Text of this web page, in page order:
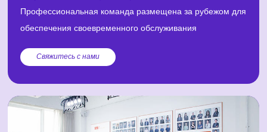
Профессиональная команда размещена за рубежом для
обеспечения своевременного обслуживания
Свяжитесь с нами